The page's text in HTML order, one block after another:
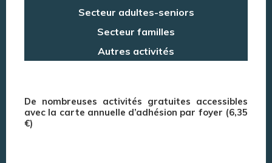
Secteur adultes-seniors
Secteur familles
Autres activités
De nombreuses activités gratuites accessibles
avec la carte annuelle d’adhésion par foyer (6,35
€)